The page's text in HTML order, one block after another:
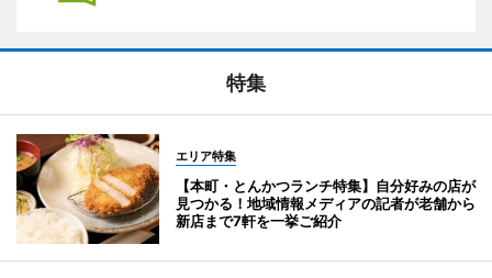
特集
エリア特集
【本町・とんかつランチ特集】自分好みの店が
見つかる！地域情報メディアの記者が老舗から
新店まで7軒を一挙ご紹介